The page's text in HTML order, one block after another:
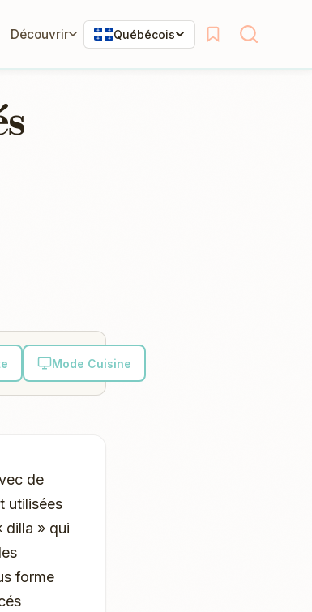
Découvrir Québécois
Mode Cuisine
de
utilisées
dilla » qui
forme